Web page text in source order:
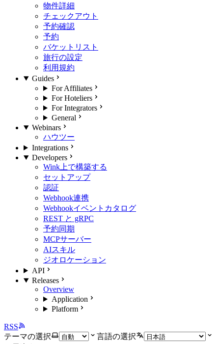
物件詳細
チェックアウト
予約確認
予約
バケットリスト
旅行の設定
利用規約
Guides
For Affiliates
For Hoteliers
For Integrators
General
Webinars
ハウツー
Integrations
Developers
Wink上で構築する
セットアップ
認証
Webhook連携
Webhookイベントカタログ
REST と gRPC
予約同期
MCPサーバー
AIスキル
ジオロケーション
API
Releases
Overview
Application
Platform
RSS
テーマの選択
言語の選択